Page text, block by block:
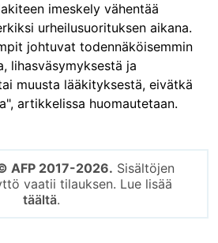
imeskely vähentää
urheilusuorituksen aikana.
johtuvat todennäköisemmin
lihasväsymyksestä ja
muusta lääkityksestä, eivätkä
artikkelissa huomautetaan.
AFP 2017-2026. Sisältöjen
vaatii tilauksen. Lue lisää
täältä.